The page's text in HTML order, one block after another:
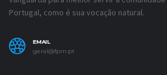
Portugal, como é sua vocação natural.
EMAIL
geral@fpm.pt